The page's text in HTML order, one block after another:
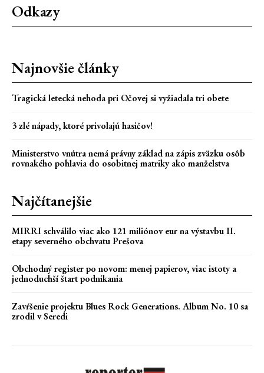
Odkazy
Najnovšie články
Tragická letecká nehoda pri Očovej si vyžiadala tri obete
3 zlé nápady, ktoré privolajú hasičov!
Ministerstvo vnútra nemá právny základ na zápis zväzku osôb
rovnakého pohlavia do osobitnej matriky ako manželstva
Najčítanejšie
MIRRI schválilo viac ako 121 miliónov eur na výstavbu II.
etapy severného obchvatu Prešova
Obchodný register po novom: menej papierov, viac istoty a
jednoduchší štart podnikania
Zavŕšenie projektu Blues Rock Generations. Album No. 10 sa
zrodil v Seredi